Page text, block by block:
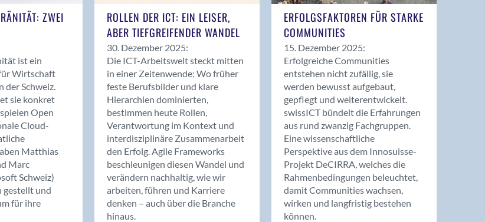
Balzers
Bassersdorf
Benken (SG)
Bergdietikon
Bern - Liebefeld
ZWEI
ist ein
Wirtschaft
der Schweiz.
sie konkret
Open
Cloud-
Matthias
Marc
Schweiz)
gestellt und
für ihre
ROLLEN DER ICT: EIN LEISER,
ABER TIEFGREIFENDER WANDEL
30. Dezember 2025:
Die ICT-Arbeitswelt steckt mitten
in einer Zeitenwende: Wo früher
feste Berufsbilder und klare
Hierarchien dominierten,
bestimmen heute Rollen,
Verantwortung im Kontext und
interdisziplinäre Zusammenarbeit
den Erfolg. Agile Frameworks
beschleunigen diesen Wandel und
verändern nachhaltig, wie wir
arbeiten, führen und Karriere
denken – auch über die Branche
hinaus.
ERFOLGSFAKTOREN FÜR STARKE
COMMUNITIES
15. Dezember 2025:
Erfolgreiche Communities
entstehen nicht zufällig, sie
werden bewusst aufgebaut,
gepflegt und weiterentwickelt.
swissICT bündelt die Erfahrungen
aus rund zwanzig Fachgruppen.
Eine wissenschaftliche
Perspektive aus dem Innosuisse-
Projekt DeCIRRA, welches die
Rahmenbedingungen beleuchtet,
damit Communities wachsen,
wirken und langfristig bestehen
können.